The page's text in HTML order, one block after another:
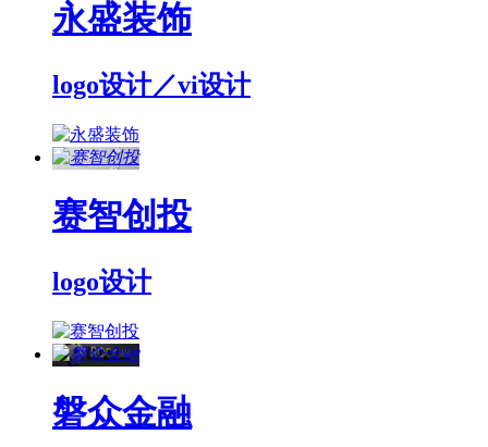
永盛装饰
logo设计／vi设计
赛智创投
logo设计
磐众金融